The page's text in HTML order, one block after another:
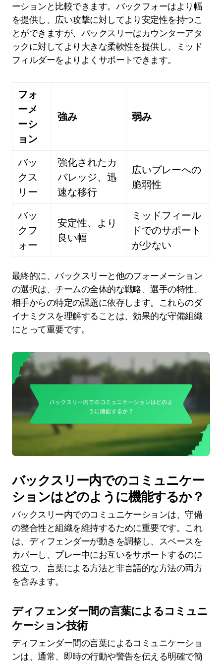
ーションと比較できます。バックフォーはより幅
を提供し、広い攻撃に対してより安定性を持つこ
とができますが、バックスリーはカウンターアタ
ックに対してより大きな柔軟性を提供し、ミッド
フィルダーをよりよくサポートできます。
フォ
ーメ
ーシ
ョン
強み 弱み
バッ
クス
リー
強化されたカ
バレッジ、迅
速な移行
広いプレーへの
脆弱性
バッ
クフ
ォー
安定性、より
良い幅
ミッドフィール
ドでのサポート
が少ない
最終的に、バックスリーと他のフォーメーション
の選択は、チームの全体的な戦略、選手の特性、
相手からの特定の課題に依存します。これらのダ
イナミクスを理解することは、効果的な守備組織
にとって重要です。
バックスリー内でのコミュニケー
ションはどのように機能するか？
バックスリー内でのコミュニケーションは、守備
の整合性と組織を維持するために重要です。これ
は、ディフェンダーが動きを調整し、スペースを
カバーし、プレー中にお互いをサポートするのに
役立つ、言葉による方法と非言語的な方法の両方
を含みます。
ディフェンダー間の言葉によるコミュニ
ケーション技術
ディフェンダー間の言葉によるコミュニケーショ
ンは、通常、即時の行動や警告を伝える明確で簡